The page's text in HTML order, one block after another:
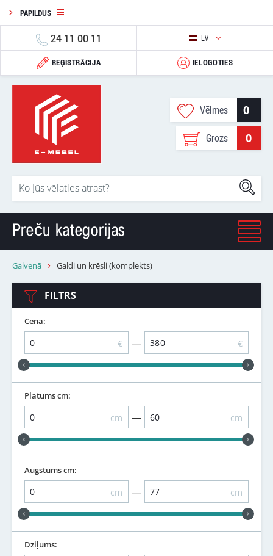
PAPILDUS
24 11 00 11 LV
REĢISTRĀCIJA IELOGOTIES
Vēlmes 0
Grozs 0
Preču kategorijas
Galvenā Galdi un krēsli (komplekts)
FILTRS
Cena:
€ — €
Platums cm:
cm — cm
Augstums cm:
cm — cm
Dziļums: